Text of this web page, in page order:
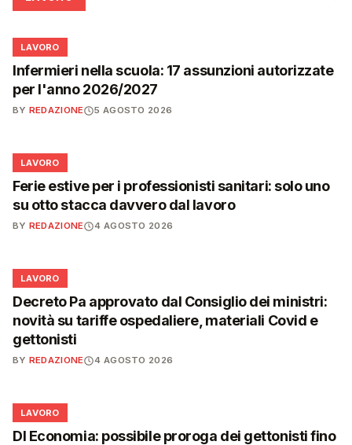
💼
LAVORO
Infermieri nella scuola: 17 assunzioni autorizzate
per l'anno 2026/2027
BY REDAZIONE 5 AGOSTO 2026
💼
LAVORO
Ferie estive per i professionisti sanitari: solo uno
su otto stacca davvero dal lavoro
BY REDAZIONE 4 AGOSTO 2026
💼
LAVORO
Decreto Pa approvato dal Consiglio dei ministri:
novità su tariffe ospedaliere, materiali Covid e
gettonisti
BY REDAZIONE 4 AGOSTO 2026
💼
LAVORO
Dl Economia: possibile proroga dei gettonisti fino